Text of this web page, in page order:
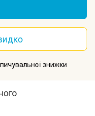
знижки